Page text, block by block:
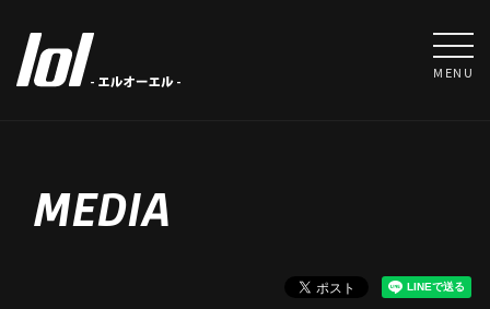
MENU
MEDIA